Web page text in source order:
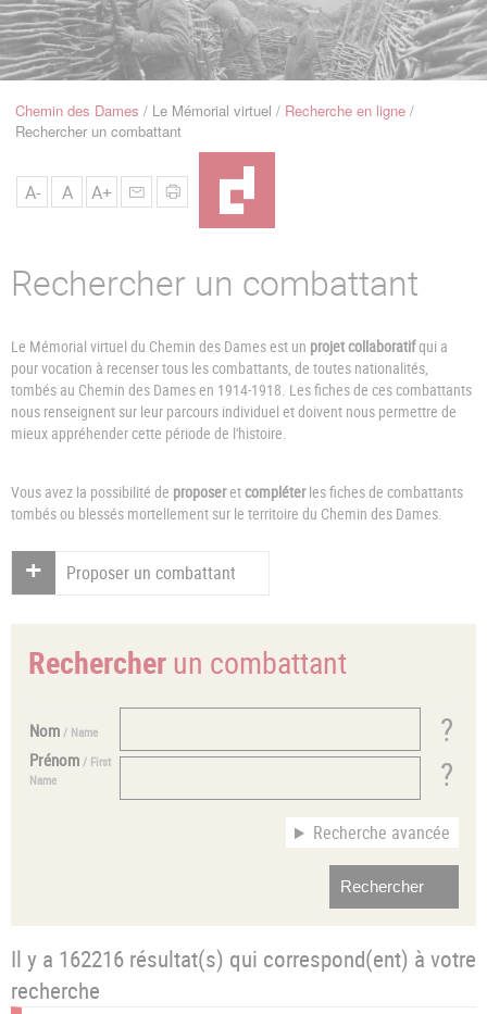
Navigation
Fil
Chemin des Dames Le Mémorial virtuel
Recherche en ligne
Rechercher un combattant
A- A A+
Rechercher un combattant
Le Mémorial virtuel du Chemin des Dames est un projet collaboratifqui a
pour vocation à recenser tous les combattants, de toutes nationalités,
tombés au Chemin des Dames en 1914-1918. Les fiches de ces combattants
nous renseignent sur leur parcours individuel et doivent nous permettre de
mieux appréhender cette période de l'histoire.
Vous avez la possibilité de proposeretcompléterles fiches de combattants
tombés ou blessés mortellement sur le territoire du Chemin des Dames.
Proposer un combattant
Rechercherun combattant
Nom / Name
Prénom / First
Name
Recherche avancée
Il y a 162216 résultat(s) qui correspond(ent) à votre
recherche